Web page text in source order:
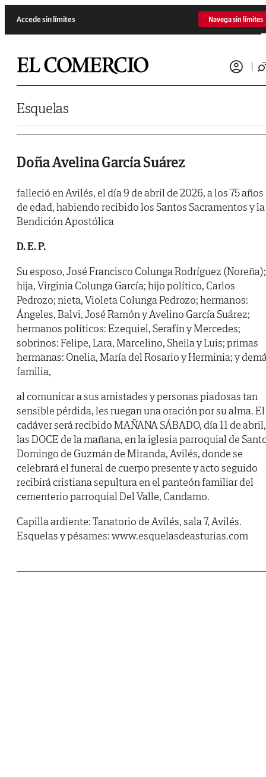
Accede sin límites Navega sin límites
Esquelas
Doña Avelina García Suárez
falleció en Avilés, el día 9 de abril de 2026, a los 75 años
de edad, habiendo recibido los Santos Sacramentos y la
Bendición Apostólica
D. E. P.
Su esposo, José Francisco Colunga Rodríguez (Noreña);
hija, Virginia Colunga García; hijo político, Carlos
Pedrozo; nieta, Violeta Colunga Pedrozo; hermanos:
Ángeles, Balvi, José Ramón y Avelino García Suárez;
hermanos políticos: Ezequiel, Serafín y Mercedes;
sobrinos: Felipe, Lara, Marcelino, Sheila y Luis; primas
hermanas: Onelia, María del Rosario y Herminia; y
familia,
al comunicar a sus amistades y personas piadosas tan
sensible pérdida, les ruegan una oración por su alma. El
cadáver será recibido MAÑANA SÁBADO, día 11 de
las DOCE de la mañana, en la iglesia parroquial de
Domingo de Guzmán de Miranda, Avilés, donde se
celebrará el funeral de cuerpo presente y acto seguido
recibirá cristiana sepultura en el panteón familiar del
cementerio parroquial Del Valle, Candamo.
Capilla ardiente: Tanatorio de Avilés, sala 7, Avilés.
Esquelas y pésames: www.esquelasdeasturias.com